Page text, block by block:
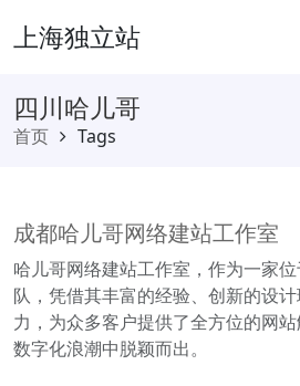
上海独立站
四川哈儿哥
首页 Tags
成都哈儿哥网络建站工作室
哈儿哥网络建站工作室，作为一家
队，凭借其丰富的经验、创新的设
力，为众多客户提供了全方位的网
数字化浪潮中脱颖而出。